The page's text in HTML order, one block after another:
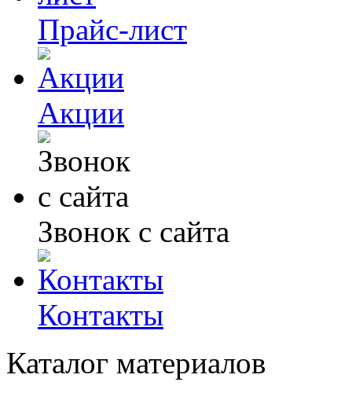
Прайс-лист
Акции
Звонок с сайта
Контакты
Каталог материалов